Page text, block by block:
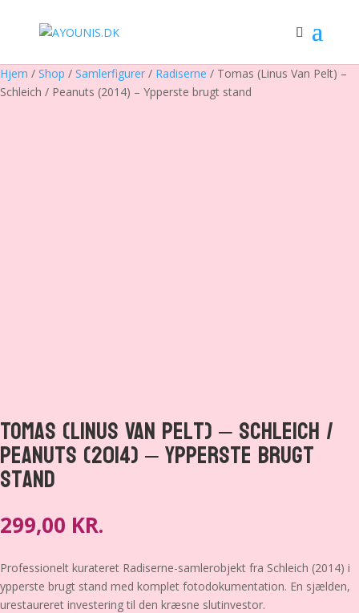
Hjem / Shop / Samlerfigurer / Radiserne / Tomas (Linus Van Pelt) –
Schleich / Peanuts (2014) – Ypperste brugt stand
Tomas (Linus Van Pelt) – Schleich /
Peanuts (2014) – Ypperste brugt
stand
299,00 KR.
Professionelt kurateret Radiserne-samlerobjekt fra Schleich (2014) i
ypperste brugt stand med komplet fotodokumentation. En sjælden,
urestaureret investering til den kræsne slutinvestor.